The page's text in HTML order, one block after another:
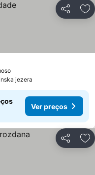
Partilhar
jezera
Ver preços
Partilhar